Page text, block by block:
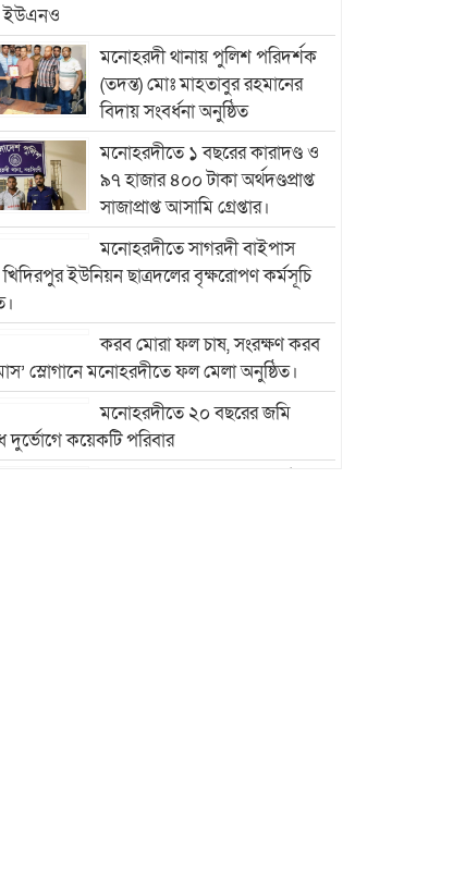
ইউএনও
মনোহরদী থানায় পুলিশ পরিদর্শক
(তদন্ত) মোঃ মাহতাবুর রহমানের
বিদায় সংবর্ধনা অনুষ্ঠিত
মনোহরদীতে ১ বছরের কারাদণ্ড ও
৯৭ হাজার ৪০০ টাকা অর্থদণ্ডপ্রাপ্ত
সাজাপ্রাপ্ত আসামি গ্রেপ্তার।
মনোহরদীতে সাগরদী বাইপাস
ইউনিয়ন ছাত্রদলের বৃক্ষরোপণ কর্মসূচি
করব মোরা ফল চাষ, সংরক্ষণ করব
স্লোগানে মনোহরদীতে ফল মেলা অনুষ্ঠিত।
মনোহরদীতে ২০ বছরের জমি
দুর্ভোগে কয়েকটি পরিবার